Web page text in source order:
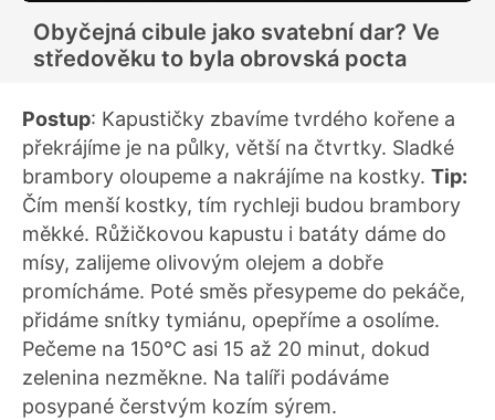
Obyčejná cibule jako svatební dar? Ve
středověku to byla obrovská pocta
Postup: Kapustičky zbavíme tvrdého kořene a
překrájíme je na půlky, větší na čtvrtky. Sladké
brambory oloupeme a nakrájíme na kostky. Tip:
Čím menší kostky, tím rychleji budou brambory
měkké. Růžičkovou kapustu i batáty dáme do
mísy, zalijeme olivovým olejem a dobře
promícháme. Poté směs přesypeme do pekáče,
přidáme snítky tymiánu, opepříme a osolíme.
Pečeme na 150°C asi 15 až 20 minut, dokud
zelenina nezměkne. Na talíři podáváme
posypané čerstvým kozím sýrem.